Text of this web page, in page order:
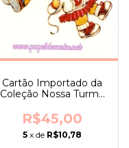
Cartão Importado da
Coleção Nossa Turma
nº 08 - RARO
R$45,00
5 x de R$10,78